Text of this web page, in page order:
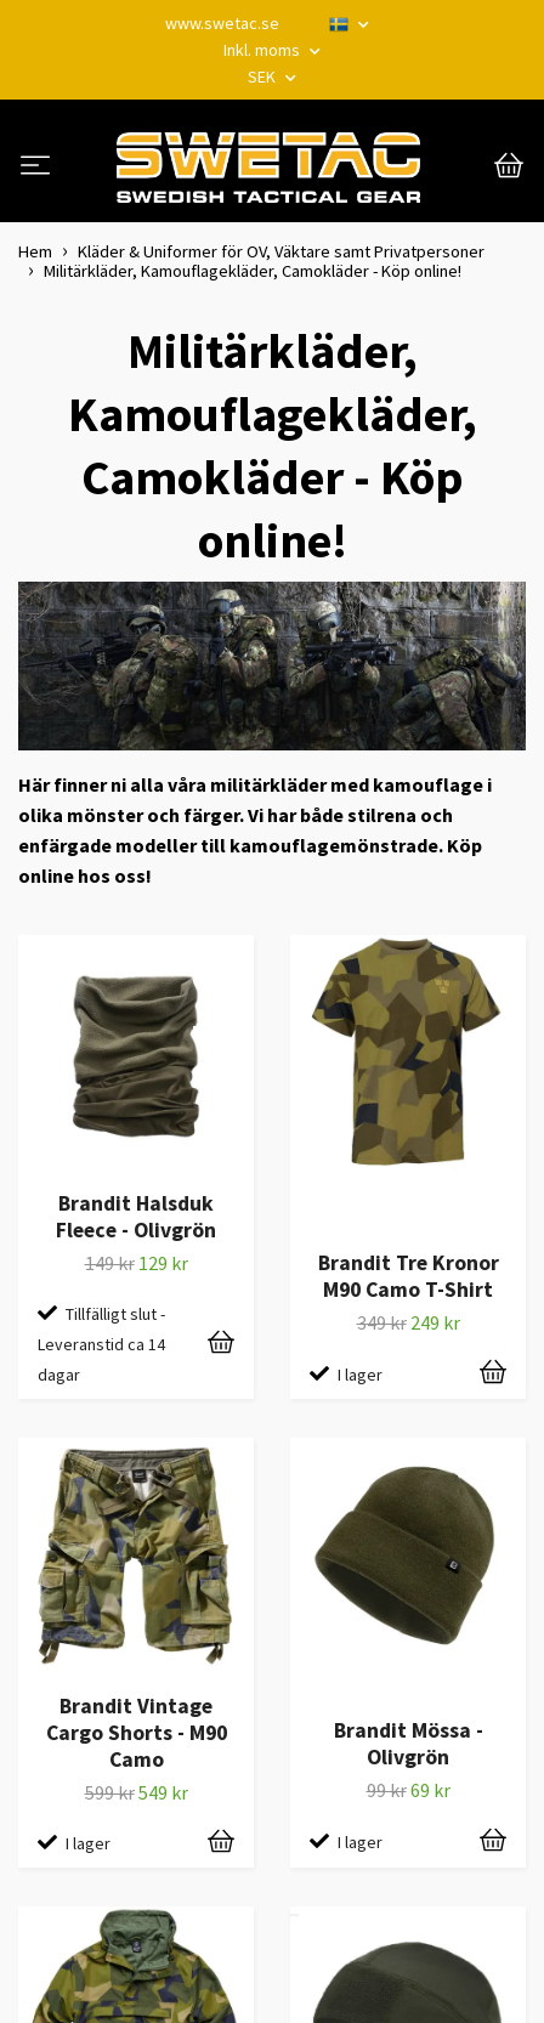
www.swetac.se
Inkl. moms
SEK
Hem
Kläder & Uniformer för OV, Väktare samt Privatpersoner
Militärkläder, Kamouflagekläder, Camokläder - Köp online!
Militärkläder,
Kamouflagekläder,
Camokläder - Köp
online!
Här finner ni alla våra militärkläder med kamouflage i
olika mönster och färger. Vi har både stilrena och
enfärgade modeller till kamouflagemönstrade. Köp
online hos oss!
Brandit Halsduk
Fleece - Olivgrön
149 kr 129 kr
Tillfälligt slut -
Leveranstid ca 14
dagar
Brandit Tre Kronor
M90 Camo T-Shirt
349 kr 249 kr
I lager
Brandit Vintage
Cargo Shorts - M90
Camo
599 kr549 kr
I lager
Brandit Mössa -
Olivgrön
99 kr69 kr
I lager